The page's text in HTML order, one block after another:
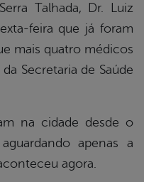
Talhada, Dr. Luiz
feira que já foram
mais quatro médicos
Secretaria de Saúde
na cidade desde o
apenas a
agora.